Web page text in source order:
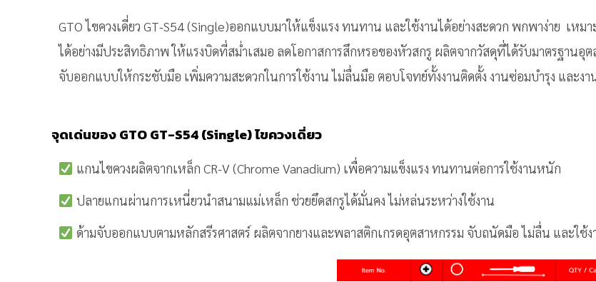
GTO ไขควงเดี่ยว GT-S54 (Single)ออกแบบมาให้แข็งแรง ทนทาน และใช้งานได้อย่างสะดวก พกพาง่าย เห
ได้อย่างมีประสิทธิภาพ ให้แรงบิดที่สม่ำเสมอ ลดโอกาสการสึกหรอของหัวสกรู ผลิตจากวัสดุที่ได้รับมาตรฐานอุต
จับออกแบบให้กระชับมือ เพิ่มความสะดวกในการใช้งาน ไม่ลื่นมือ ตอบโจทย์ทั้งงานติดตั้ง งานซ่อมบำรุง และง
จุดเด่นของ GTO GT-S54 (Single) ไขควงเดี่ยว
แกนไขควงผลิตจากเหล็ก CR-V (Chrome Vanadium) เพื่อความแข็งแรง ทนทานต่อการใช้งานหนัก
ปลายแกนผ่านการเหนี่ยวนำสนามแม่เหล็ก ช่วยยึดสกรูได้มั่นคง ไม่หล่นระหว่างใช้งาน
ด้ามจับออกแบบตามหลักสรีรศาสตร์ ผลิตจากยางและพลาสติกเกรดอุตสาหกรรม จับถนัดมือ ไม่ลื่น และใช้